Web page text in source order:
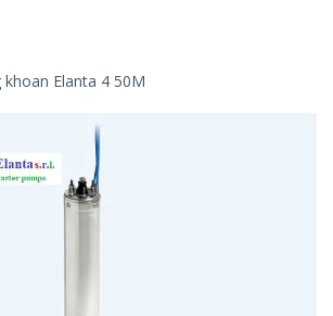
Elanta 4 50M